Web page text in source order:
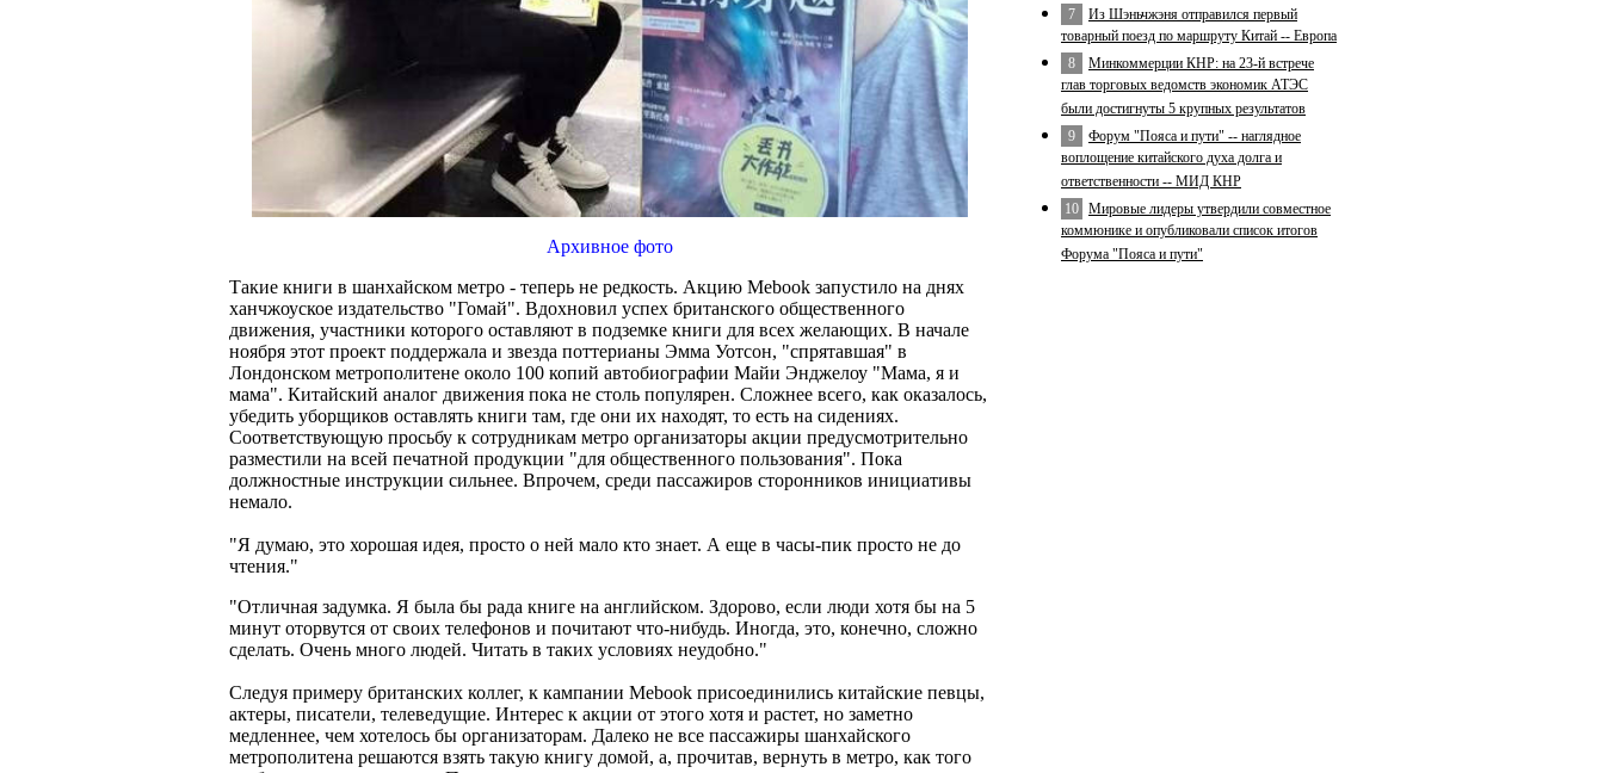
Архивное фото
Такие книги в шанхайском метро - теперь не редкость. Акцию Mebook запустило на днях
ханчжоуское издательство "Гомай". Вдохновил успех британского общественного
движения, участники которого оставляют в подземке книги для всех желающих. В начале
ноября этот проект поддержала и звезда поттерианы Эмма Уотсон, "спрятавшая" в
Лондонском метрополитене около 100 копий автобиографии Майи Энджелоу "Мама, я и
мама". Китайский аналог движения пока не столь популярен. Сложнее всего, как оказалось,
убедить уборщиков оставлять книги там, где они их находят, то есть на сидениях.
Соответствующую просьбу к сотрудникам метро организаторы акции предусмотрительно
разместили на всей печатной продукции "для общественного пользования". Пока
должностные инструкции сильнее. Впрочем, среди пассажиров сторонников инициативы
немало.
"Я думаю, это хорошая идея, просто о ней мало кто знает. А еще в часы-пик просто не до
чтения."
"Отличная задумка. Я была бы рада книге на английском. Здорово, если люди хотя бы на 5
минут оторвутся от своих телефонов и почитают что-нибудь. Иногда, это, конечно, сложно
сделать. Очень много людей. Читать в таких условиях неудобно."
Следуя примеру британских коллег, к кампании Mebook присоединились китайские певцы,
актеры, писатели, телеведущие. Интерес к акции от этого хотя и растет, но заметно
медленнее, чем хотелось бы организаторам. Далеко не все пассажиры шанхайского
метрополитена решаются взять такую книгу домой, а, прочитав, вернуть в метро, как того
7 Из Шэньчжэня отправился первый
товарный поезд по маршруту Китай -- Европа
8 Минкоммерции КНР: на 23-й встрече
глав торговых ведомств экономик АТЭС
были достигнуты 5 крупных результатов
9 Форум "Пояса и пути" -- наглядное
воплощение китайского духа долга и
ответственности -- МИД КНР
10 Мировые лидеры утвердили совместное
коммюнике и опубликовали список итогов
Форума "Пояса и пути"